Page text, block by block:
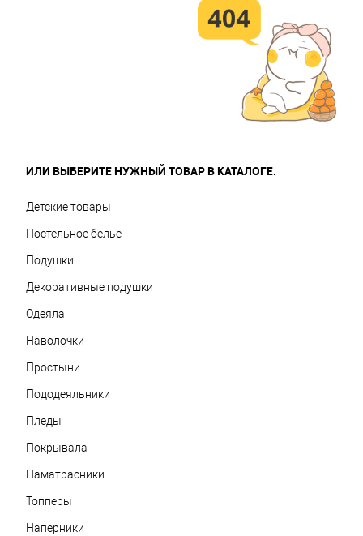
ИЛИ ВЫБЕРИТЕ НУЖНЫЙ ТОВАР В КАТАЛОГЕ.
Детские товары
Постельное белье
Подушки
Декоративные подушки
Одеяла
Наволочки
Простыни
Пододеяльники
Пледы
Покрывала
Наматрасники
Топперы
Наперники